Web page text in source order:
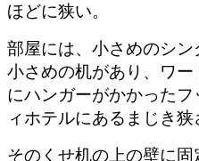
ほどに狭い。
部屋には、小さめのシ
小さめの机があり、ワ
にハンガーがかかった
ィホテルにあるまじき狭
そのくせ机の上の壁に